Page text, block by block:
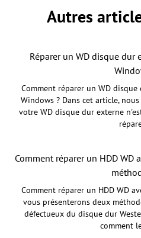
Autres
Réparer un WD disque dur
Comment réparer un WD
Windows ? Dans cet article,
votre WD disque dur externe
Comment réparer un HDD WD
Comment réparer un HDD WD
vous présenterons deux
défectueux du disque dur
comment